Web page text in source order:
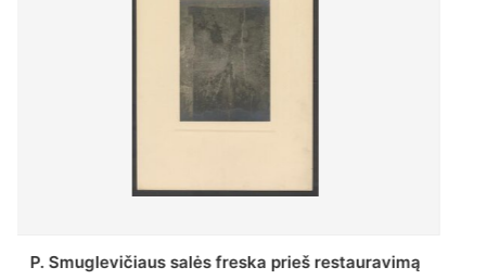
Stepono Batoro universiteto bibliotekos Profesorių